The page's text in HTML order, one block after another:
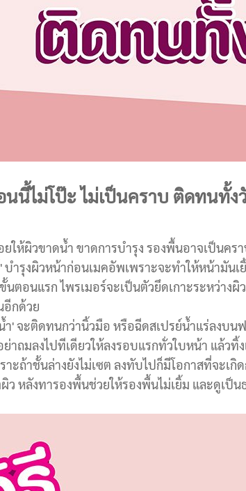
นนี้ไม่โป๊ะ ไม่เป็นคราบ ติดทนทั้ง
ยให้ผิวขาดน้ำ ขาดการบำรุง รองพื้นอาจเป็นคร
บำรุงผิวหน้าก่อนเมคอัพเพราะจะทำให้หน้ามัน
นตอนแรก ไพรเมอร์จะเป็นตัวยึดเกาะระหว่า
อีกด้วย
ำ' จะติดทนกว่านิ้วมือ หรือฉีดสเปรย์น้ำแร่ลงบ
ย่าถมลงไปทีเดียวให้ลงรอบแรกทั่วใบหน้า แล้ว
ะถ้าชั้นล่างยังไม่เซต ลงทับไปก็มีโอกาสที่จะเกิ
ว หลังทารองพื้นช่วยให้รองพื้นไม่เยิ้ม และดูเป็น